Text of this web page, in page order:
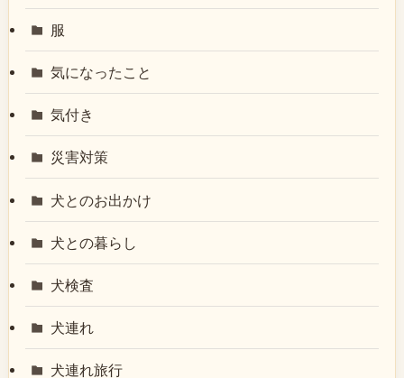
服
気になったこと
気付き
災害対策
犬とのお出かけ
犬との暮らし
犬検査
犬連れ
犬連れ旅行